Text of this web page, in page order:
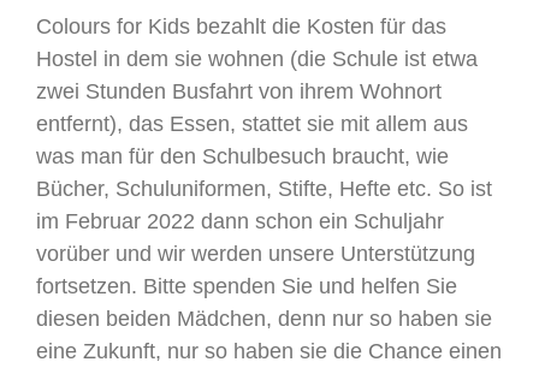
Colours for Kids bezahlt die Kosten für das
Hostel in dem sie wohnen (die Schule ist etwa
zwei Stunden Busfahrt von ihrem Wohnort
entfernt), das Essen, stattet sie mit allem aus
was man für den Schulbesuch braucht, wie
Bücher, Schuluniformen, Stifte, Hefte etc. So ist
im Februar 2022 dann schon ein Schuljahr
vorüber und wir werden unsere Unterstützung
fortsetzen. Bitte spenden Sie und helfen Sie
diesen beiden Mädchen, denn nur so haben sie
eine Zukunft, nur so haben sie die Chance einen